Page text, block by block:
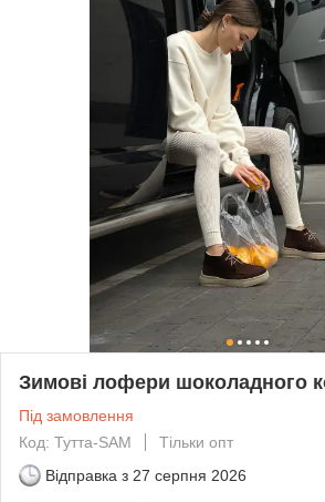
Зимові лофери шоколадного
Під замовлення
Код: Тутта-SAM
Тільки опт
Відправка з 27 серпня 2026